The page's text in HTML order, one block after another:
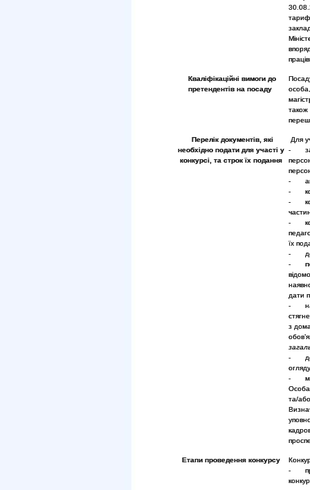
Кваліфікаційні вимоги до
претендентів на посаду
Перелік документів, які
необхідно подати для участі у
конкурсі, та строк їх подання
Для
-
-
-
-
-
їх
-
-
дати
-
з
-
-
Особа
та/
Етапи проведення конкурсу
-